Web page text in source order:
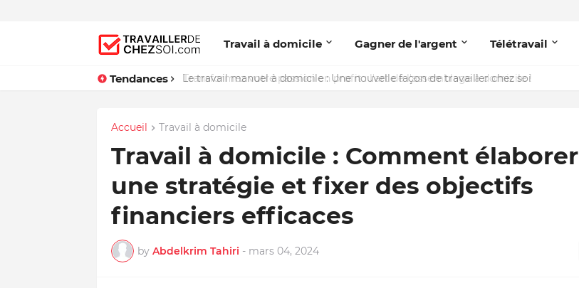
Travail à domicile Gagner de l'argent Télétravail
Tendances Le travail manuel à domicile : Une nouvelle façon de travailler chez soi
Accueil Travail à domicile
Travail à domicile : Comment élaborer
une stratégie et fixer des objectifs
financiers efficaces
by Abdelkrim Tahiri - mars 04, 2024